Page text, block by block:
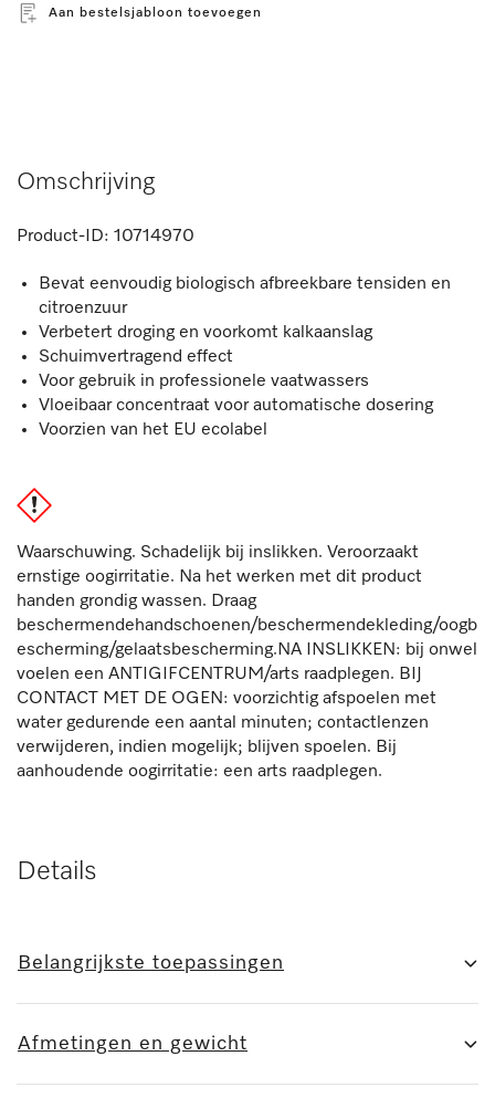
Aan bestelsjabloon toevoegen
Omschrijving
Product-ID: 10714970
Bevat eenvoudig biologisch afbreekbare tensiden en
citroenzuur
Verbetert droging en voorkomt kalkaanslag
Schuimvertragend effect
Voor gebruik in professionele vaatwassers
Vloeibaar concentraat voor automatische dosering
Voorzien van het EU ecolabel
Waarschuwing. Schadelijk bij inslikken. Veroorzaakt
ernstige oogirritatie. Na het werken met dit product
handen grondig wassen. Draag
beschermendehandschoenen/beschermendekleding/oogb
escherming/gelaatsbescherming.NA INSLIKKEN: bij onwel
voelen een ANTIGIFCENTRUM/arts raadplegen. BIJ
CONTACT MET DE OGEN: voorzichtig afspoelen met
water gedurende een aantal minuten; contactlenzen
verwijderen, indien mogelijk; blijven spoelen. Bij
aanhoudende oogirritatie: een arts raadplegen.
Details
Belangrijkste toepassingen
Afmetingen en gewicht